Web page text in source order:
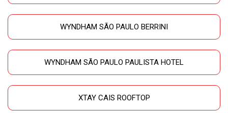
WYNDHAM SÃO PAULO BERRINI
WYNDHAM SÃO PAULO PAULISTA HOTEL
XTAY CAIS ROOFTOP